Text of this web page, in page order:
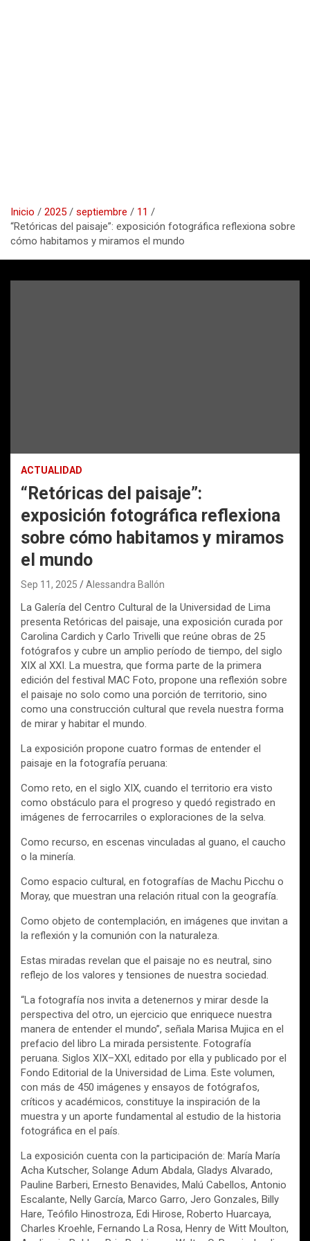
Inicio 2025 septiembre
11
“Retóricas del paisaje”: exposición fotográfica reflexiona sobre
cómo habitamos y miramos el mundo
ACTUALIDAD
“Retóricas del paisaje”:
exposición fotográfica reflexiona
sobre cómo habitamos y miramos
el mundo
Sep 11, 2025 Alessandra Ballón
La Galería del Centro Cultural de la Universidad de Lima
presenta Retóricas del paisaje, una exposición curada por
Carolina Cardich y Carlo Trivelli que reúne obras de 25
fotógrafos y cubre un amplio período de tiempo, del siglo
XIX al XXI. La muestra, que forma parte de la primera
edición del festival MAC Foto, propone una reflexión sobre
el paisaje no solo como una porción de territorio, sino
como una construcción cultural que revela nuestra forma
de mirar y habitar el mundo.
La exposición propone cuatro formas de entender el
paisaje en la fotografía peruana:
Como reto, en el siglo XIX, cuando el territorio era visto
como obstáculo para el progreso y quedó registrado en
imágenes de ferrocarriles o exploraciones de la selva.
Como recurso, en escenas vinculadas al guano, el caucho
o la minería.
Como espacio cultural, en fotografías de Machu Picchu o
Moray, que muestran una relación ritual con la geografía.
Como objeto de contemplación, en imágenes que invitan a
la reflexión y la comunión con la naturaleza.
Estas miradas revelan que el paisaje no es neutral, sino
reflejo de los valores y tensiones de nuestra sociedad.
“La fotografía nos invita a detenernos y mirar desde la
perspectiva del otro, un ejercicio que enriquece nuestra
manera de entender el mundo”, señala Marisa Mujica en el
prefacio del libro La mirada persistente. Fotografía
peruana. Siglos XIX–XXI, editado por ella y publicado por el
Fondo Editorial de la Universidad de Lima. Este volumen,
con más de 450 imágenes y ensayos de fotógrafos,
críticos y académicos, constituye la inspiración de la
muestra y un aporte fundamental al estudio de la historia
fotográfica en el país.
La exposición cuenta con la participación de: María María
Acha Kutscher, Solange Adum Abdala, Gladys Alvarado,
Pauline Barberi, Ernesto Benavides, Malú Cabellos, Antonio
Escalante, Nelly García, Marco Garro, Jero Gonzales, Billy
Hare, Teófilo Hinostroza, Edi Hirose, Roberto Huarcaya,
Charles Kroehle, Fernando La Rosa, Henry de Witt Moulton,